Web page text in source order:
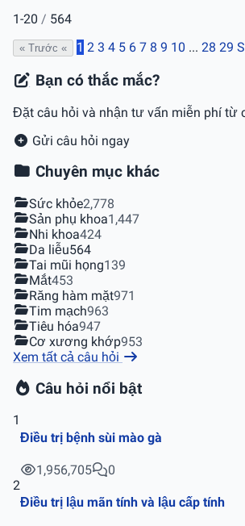
1-20 / 564
« Trước « 1 2 3 4 5 6 7 8 9 10 ... 28 29
Bạn có thắc mắc?
Đặt câu hỏi và nhận tư vấn miễn phí từ
Gửi câu hỏi ngay
Chuyên mục khác
Sức khỏe2,778
Sản phụ khoa1,447
Nhi khoa424
Da liễu564
Tai mũi họng139
Mắt453
Răng hàm mặt971
Tim mạch963
Tiêu hóa947
Cơ xương khớp953
Xem tất cả câu hỏi
Câu hỏi nổi bật
1
Điều trị bệnh sùi mào gà
1,956,705
0
2
Điều trị lậu mãn tính và lậu cấp tính